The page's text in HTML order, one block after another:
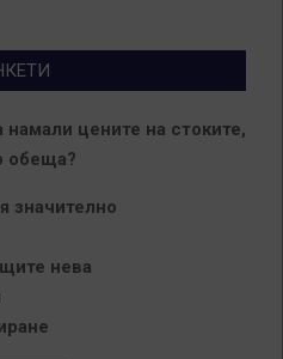
цените на стоките,
обеща?
значително
нева